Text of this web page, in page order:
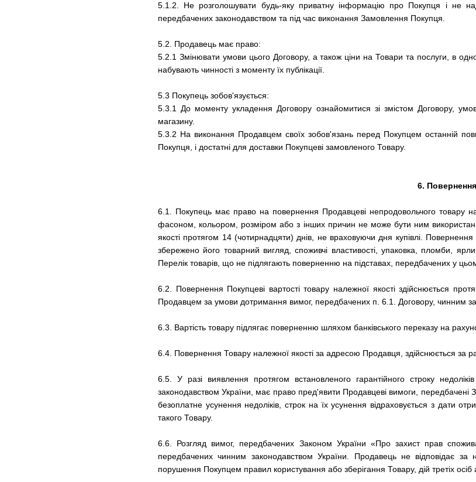
5.1.2. Не розголошувати будь-яку приватну інформацію про Покупця і не
передбачених законодавством та під час виконання Замовлення Покупця.
5.2. Продавець має право:
5.2.1 Змінювати умови цього Договору, а також ціни на Товари та послуги, в
набувають чинності з моменту їх публікації.
5.3 Покупець зобов'язується:
5.3.1 До моменту укладення Договору ознайомитися зі змістом Договору,
магазину.
5.3.2 На виконання Продавцем своїх зобов'язань перед Покупцем останній
Покупця, і достатні для доставки Покупцеві замовленого Товару.
6.
6.1. Покупець має право на повернення Продавцеві непродовольчого товару
фасоном, кольором, розміром або з інших причин не може бути ним
якості протягом 14 (чотирнадцяти) днів, не враховуючи дня купівлі.
збережено його товарний вигляд, споживчі властивості, упаковка, пломби,
Перелік товарів, що не підлягають поверненню на підставах, передбачених у
6.2. Повернення Покупцеві вартості товару належної якості здійснюється
Продавцем за умови дотримання вимог, передбачених п. 6.1. Договору, чинним
6.3. Вартість товару підлягає поверненню шляхом банківського переказу на
6.4. Повернення Товару належної якості за адресою Продавця, здійснюється за
6.5. У разі виявлення протягом встановленого гарантійного строку
законодавством України, має право пред'явити Продавцеві вимоги,
безоплатне усунення недоліків, строк на їх усунення відраховується з дати
такого Товару.
6.6. Розгляд вимог, передбачених Законом України «Про захист прав
передбачених чинним законодавством України. Продавець не відповідає за
порушення Покупцем правил користування або зберігання Товару, дій третіх